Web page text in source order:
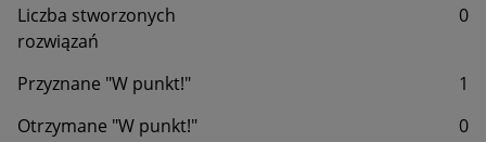
Liczba stworzonych
rozwiązań
0
Przyznane "W punkt!"
1
Otrzymane "W punkt!"
0